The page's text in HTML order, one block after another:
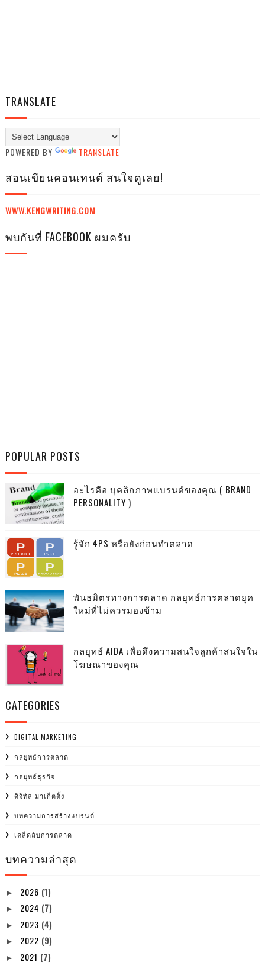
TRANSLATE
POWERED BY TRANSLATE
สอนเขียนคอนเทนต์ สนใจดูเลย!
WWW.KENGWRITING.COM
พบกันที่ FACEBOOK ผมครับ
POPULAR POSTS
อะไรคือ บุคลิกภาพแบรนด์ของคุณ ( BRAND
PERSONALITY )
รู้จัก 4PS หรือยังก่อนทำตลาด
พันธมิตรทางการตลาด กลยุทธ์การตลาดยุค
ใหม่ที่ไม่ควรมองข้าม
กลยุทธ์ AIDA เพื่อดึงความสนใจลูกค้าสนใจใน
โฆษณาของคุณ
CATEGORIES
DIGITAL MARKETING
กลยุทธ์การตลาด
กลยุทธ์ธุรกิจ
ดิจิทัล มาเก็ตติ้ง
บทความการสร้างแบรนด์
เคล็ดลับการตลาด
บทความล่าสุด
► 2026 (1)
► 2024 (7)
► 2023 (4)
► 2022 (9)
► 2021 (7)